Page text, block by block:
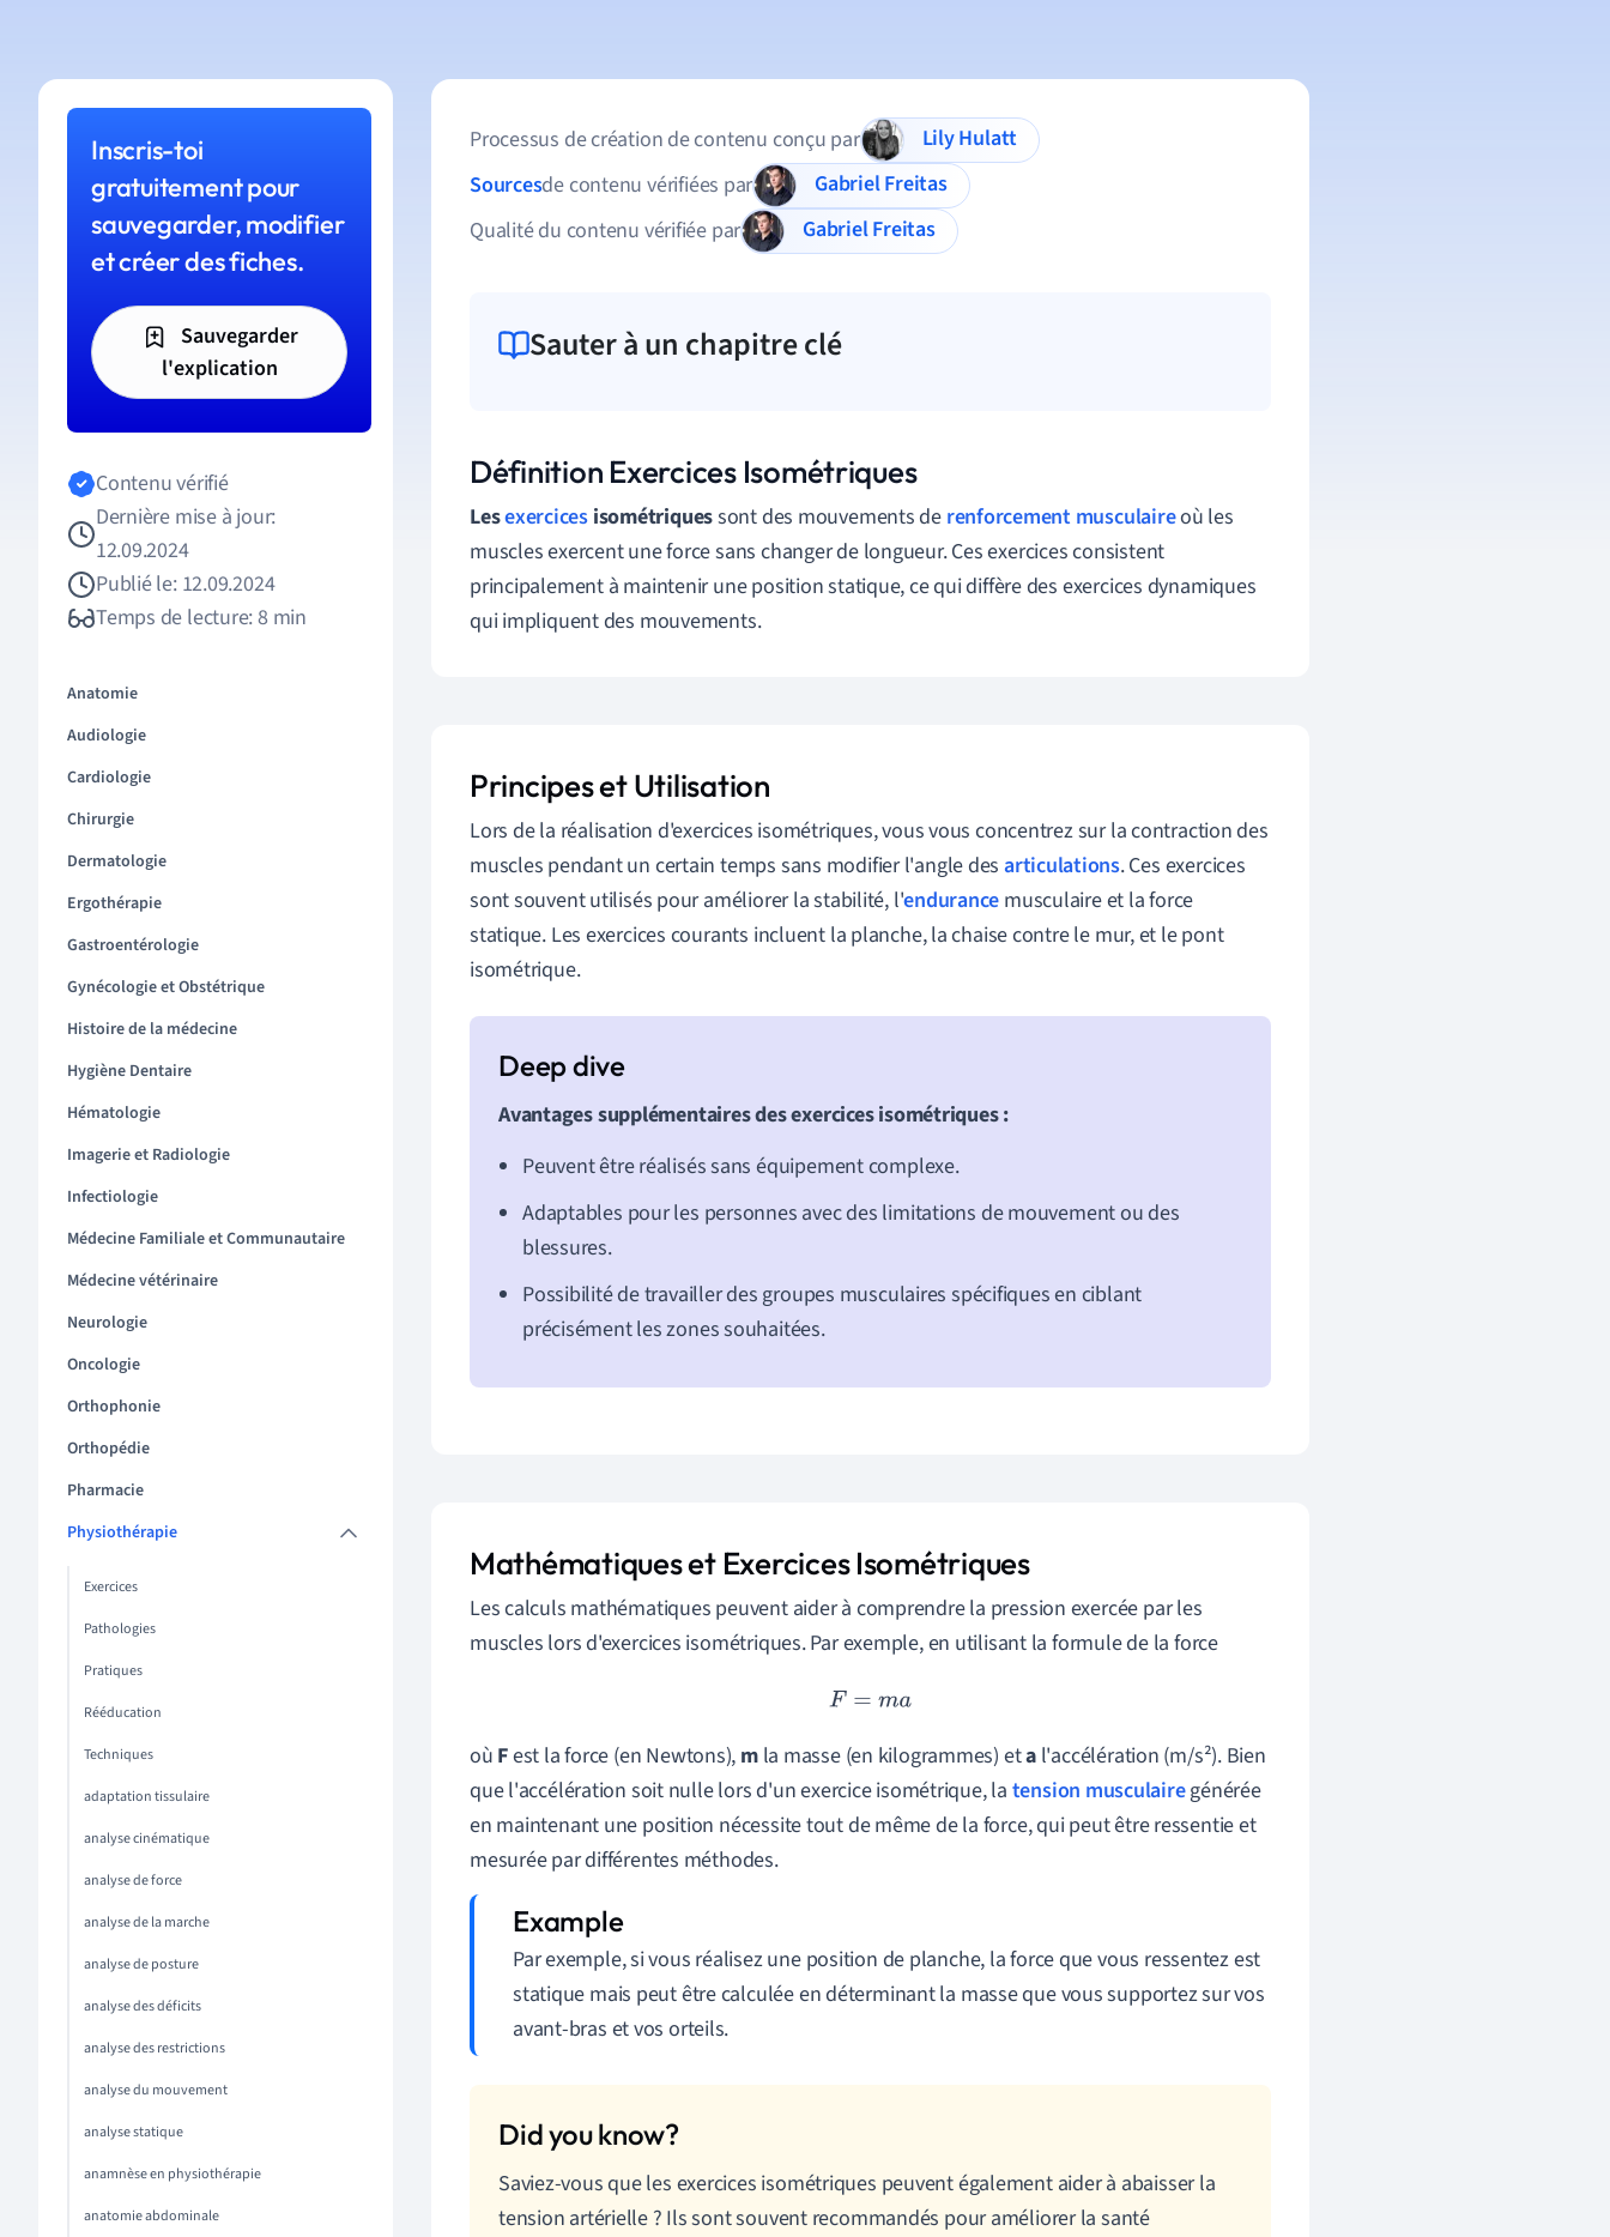
Inscris-toi
gratuitement pour
sauvegarder, modifier
et créer des fiches.
Sauvegarder
l'explication
Contenu vérifié
Dernière mise à jour:
12.09.2024
Publié le: 12.09.2024
Temps de lecture: 8 min
Anatomie
Audiologie
Cardiologie
Chirurgie
Dermatologie
Ergothérapie
Gastroentérologie
Gynécologie et Obstétrique
Histoire de la médecine
Hygiène Dentaire
Hématologie
Imagerie et Radiologie
Infectiologie
Médecine Familiale et Communautaire
Médecine vétérinaire
Neurologie
Oncologie
Orthophonie
Orthopédie
Pharmacie
Physiothérapie
Exercices
Pathologies
Pratiques
Rééducation
Techniques
adaptation tissulaire
analyse cinématique
analyse de force
analyse de la marche
analyse de posture
analyse des déficits
analyse des restrictions
analyse du mouvement
analyse statique
anamnèse en physiothérapie
anatomie abdominale
Processus de création de contenu conçu par
Lily Hulatt
Sourcesde contenu vérifiées par
Gabriel Freitas
Qualité du contenu vérifiée par
Gabriel Freitas
Sauter à un chapitre clé
Définition Exercices Isométriques
Lesexercicesisométriquessont des mouvements de renforcement musculaireoù les
muscles exercent une force sans changer de longueur. Ces exercices consistent
principalement à maintenir une position statique, ce qui diffère des exercices dynamiques
qui impliquent des mouvements.
Principes et Utilisation
Lors de la réalisation d'exercices isométriques, vous vous concentrez sur la contraction des
muscles pendant un certain temps sans modifier l'angle desarticulations. Ces exercices
sont souvent utilisés pour améliorer la stabilité, l'endurance musculaire et la force
statique. Les exercices courants incluent la planche, la chaise contre le mur, et le pont
isométrique.
Avantages supplémentaires des exercices isométriques :
Peuvent être réalisés sans équipement complexe.
Adaptables pour les personnes avec des limitations de mouvement ou des
blessures.
Possibilité de travailler des groupes musculaires spécifiques en ciblant
précisément les zones souhaitées.
Mathématiques et Exercices Isométriques
Les calculs mathématiques peuvent aider à comprendre la pression exercée par les
muscles lors d'exercices isométriques. Par exemple, en utilisant la formule de la force
F=ma
où Fest la force (en Newtons), mla masse (en kilogrammes) etal'accélération (m/s²). Bien
que l'accélération soit nulle lors d'un exercice isométrique, la tension musculairegénérée
en maintenant une position nécessite tout de même de la force, qui peut être ressentie et
mesurée par différentes méthodes.
Par exemple, si vous réalisez une position de planche, la force que vous ressentez est
statique mais peut être calculée en déterminant la masse que vous supportez sur vos
avant-bras et vos orteils.
Saviez-vous que les exercices isométriques peuvent également aider à abaisser la
tension artérielle ? Ils sont souvent recommandés pour améliorer la santé